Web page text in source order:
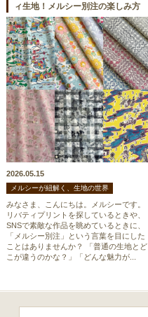
ィ生地！メルシー別注の楽しみ方
2026.05.15
メルシーが紐解く、生地の世界
みなさま、こんにちは。メルシーです。
リバティプリントを探しているときや、
SNSで素敵な作品を眺めているときに、
「メルシー別注」という言葉を目にした
ことはありませんか？ 「普通の生地とど
こが違うのかな？」「どんな魅力が...